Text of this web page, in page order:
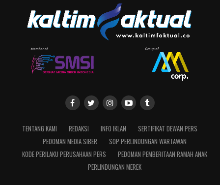
TENTANG KAMI REDAKSI INFO IKLAN
SERTIFIKAT DEWAN PERS
PEDOMAN MEDIA SIBER
SOP PERLINDUNGAN WARTAWAN
KODE PERILAKU PERUSAHAAN PERS
PEDOMAN PEMBERITAAN RAMAH ANAK
PERLINDUNGAN MEREK